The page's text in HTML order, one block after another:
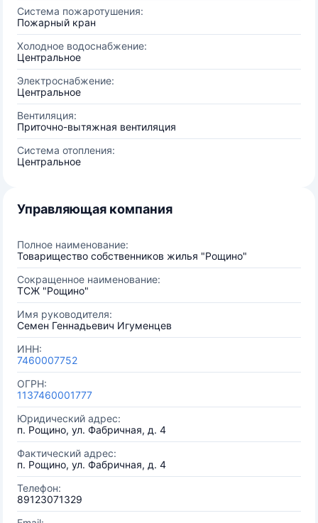
Система пожаротушения:
Пожарный кран
Холодное водоснабжение:
Центральное
Электроснабжение:
Центральное
Вентиляция:
Приточно-вытяжная вентиляция
Система отопления:
Центральное
Управляющая компания
Полное наименование:
Товарищество собственников жилья "Рощино"
Сокращенное наименование:
ТСЖ "Рощино"
Имя руководителя:
Семен Геннадьевич Игуменцев
ИНН:
7460007752
ОГРН:
1137460001777
Юридический адрес:
п. Рощино, ул. Фабричная, д. 4
Фактический адрес:
п. Рощино, ул. Фабричная, д. 4
Телефон:
89123071329